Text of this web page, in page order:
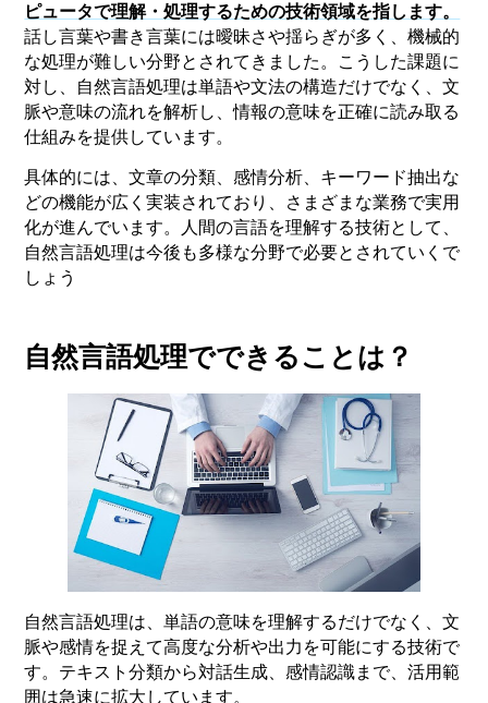
ピュータで理解・処理するための技術領域を指します。
話し言葉や書き言葉には曖昧さや揺らぎが多く、機械的
な処理が難しい分野とされてきました。こうした課題に
対し、自然言語処理は単語や文法の構造だけでなく、文
脈や意味の流れを解析し、情報の意味を正確に読み取る
仕組みを提供しています。
具体的には、文章の分類、感情分析、キーワード抽出な
どの機能が広く実装されており、さまざまな業務で実用
化が進んでいます。人間の言語を理解する技術として、
自然言語処理は今後も多様な分野で必要とされていくで
しょう
自然言語処理でできることは？
自然言語処理は、単語の意味を理解するだけでなく、文
脈や感情を捉えて高度な分析や出力を可能にする技術で
す。テキスト分類から対話生成、感情認識まで、活用範
囲は急速に拡大しています。